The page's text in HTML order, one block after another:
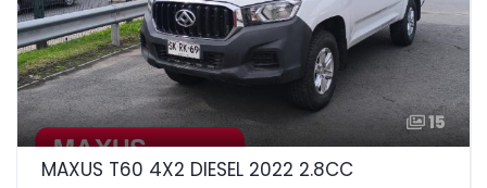
15
MAXUS T60 4X2 DIESEL 2022 2.8CC